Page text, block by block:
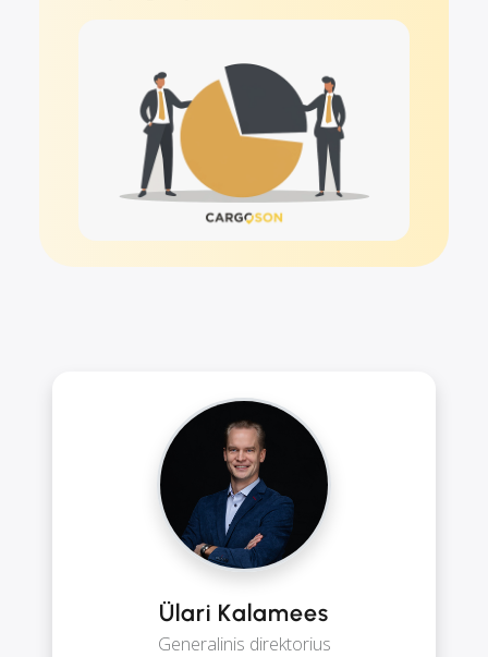
Ülari Kalamees
Generalinis direktorius